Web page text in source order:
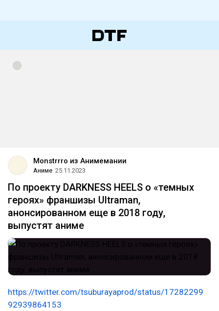
Monstrrro из Анимемании
Аниме 25.11.2023
По проекту DARKNESS HEELS о «темных
героях» франшизы Ultraman,
анонсированном еще в 2018 году,
выпустят аниме
https://twitter.com/tsuburayaprod/status/17282299
92939864153